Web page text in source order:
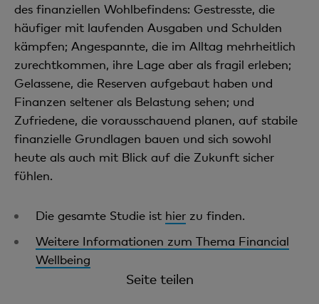
des finanziellen Wohlbefindens: Gestresste, die
häufiger mit laufenden Ausgaben und Schulden
kämpfen; Angespannte, die im Alltag mehrheitlich
zurechtkommen, ihre Lage aber als fragil erleben;
Gelassene, die Reserven aufgebaut haben und
Finanzen seltener als Belastung sehen; und
Zufriedene, die vorausschauend planen, auf stabile
finanzielle Grundlagen bauen und sich sowohl
heute als auch mit Blick auf die Zukunft sicher
fühlen.
Die gesamte Studie ist hier zu finden.
Weitere Informationen zum Thema Financial
Wellbeing
Seite teilen